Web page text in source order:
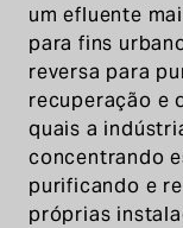
um efluente
para fins
reversa para
recuperação e
quais a
concentrando
purificando e
próprias